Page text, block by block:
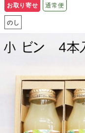
お取り寄せ 通常便
のし